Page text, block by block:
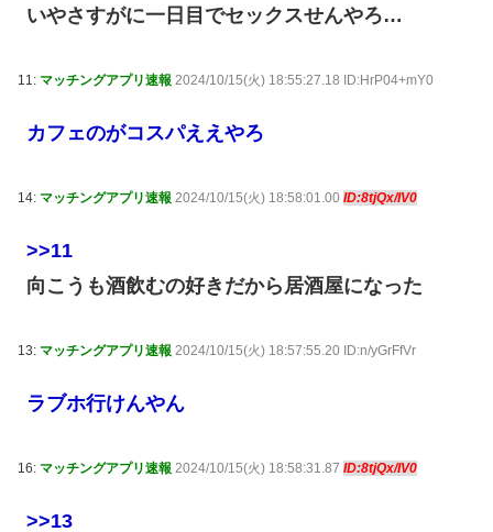
いやさすがに一日目でセックスせんやろ…
11: マッチングアプリ速報 2024/10/15(火) 18:55:27.18 ID:HrP04+mY0
カフェのがコスパええやろ
14: マッチングアプリ速報 2024/10/15(火) 18:58:01.00 ID:8tjQx/IV0
>>11
向こうも酒飲むの好きだから居酒屋になった
13: マッチングアプリ速報 2024/10/15(火) 18:57:55.20 ID:n/yGrFfVr
ラブホ行けんやん
16: マッチングアプリ速報 2024/10/15(火) 18:58:31.87 ID:8tjQx/IV0
>>13